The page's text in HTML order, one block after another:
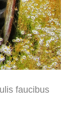
faucibus